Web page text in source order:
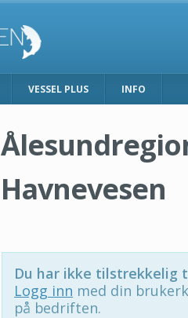
VESSEL PLUS INFO
Havnevesen
Du har ikke tilstrekkelig
Logg inn med din
på bedriften.